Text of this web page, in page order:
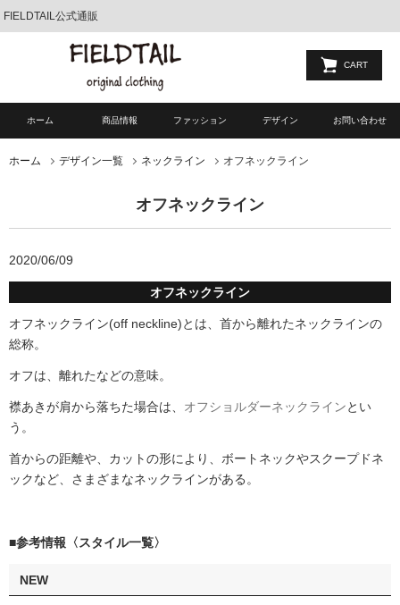
FIELDTAIL公式通販
CART
ホーム 商品情報 ファッション デザイン お問い合わせ
ホーム デザイン一覧 ネックライン オフネックライン
オフネックライン
2020/06/09
オフネックライン
オフネックライン(off neckline)とは、首から離れたネックラインの
総称。
オフは、離れたなどの意味。
襟あきが肩から落ちた場合は、 オフショルダーネックラインとい
う。
首からの距離や、カットの形により、ボートネックやスクープドネ
ックなど、さまざまなネックラインがある。
■参考情報〈スタイル一覧〉
NEW